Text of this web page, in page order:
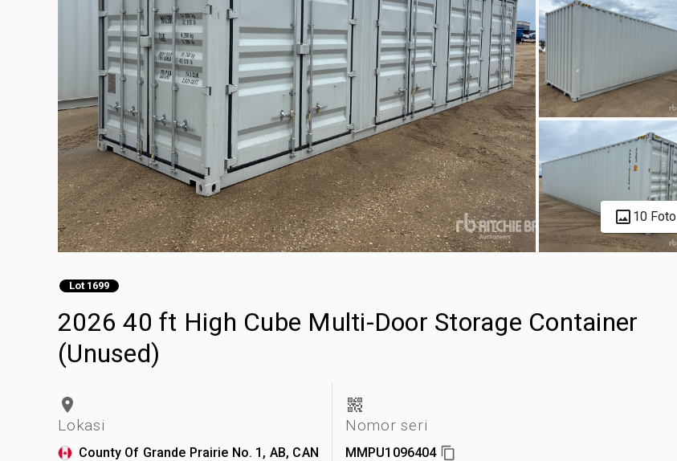
10 Foto
Lot 1699
2026 40 ft High Cube Multi-Door Storage Container
(Unused)
Lokasi
County Of Grande Prairie No. 1, AB, CAN
Nomor seri
MMPU1096404